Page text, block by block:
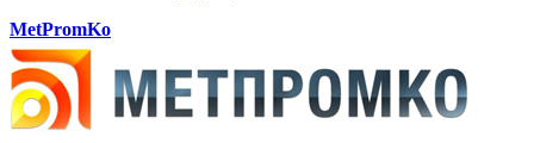
MetPromKo